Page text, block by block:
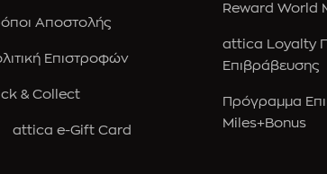
Αποστολής
Επιστροφών
& Collect
attica e-Gift Card
Reward World
attica Loyalty
Επιβράβευσης
Πρόγραμμα
Miles+Bonus